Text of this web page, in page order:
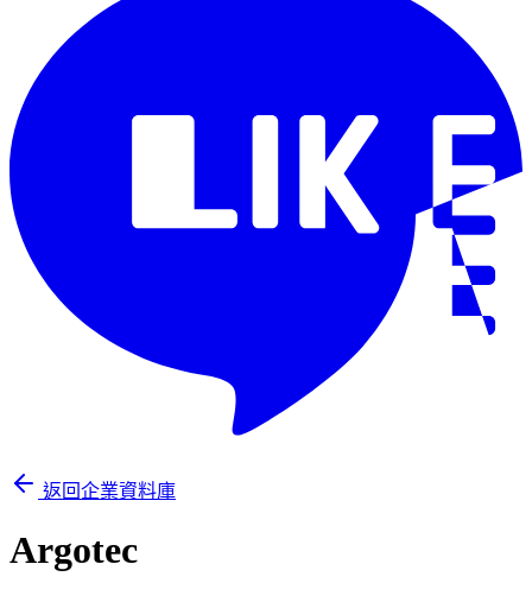
返回企業資料庫
Argotec